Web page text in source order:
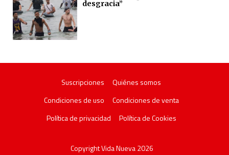
desgracia”
Suscripciones
Quiénes somos
Condiciones de uso
Condiciones de venta
Política de privacidad
Política de Cookies
Copyright Vida Nueva 2026